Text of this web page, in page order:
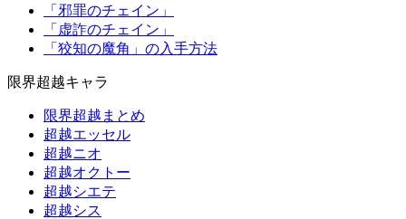
「邪罪のチェイン」
「虚詐のチェイン」
「狡知の魔角」の入手方法
限界超越キャラ
限界超越まとめ
超越エッセル
超越ニオ
超越オクトー
超越シエテ
超越シス